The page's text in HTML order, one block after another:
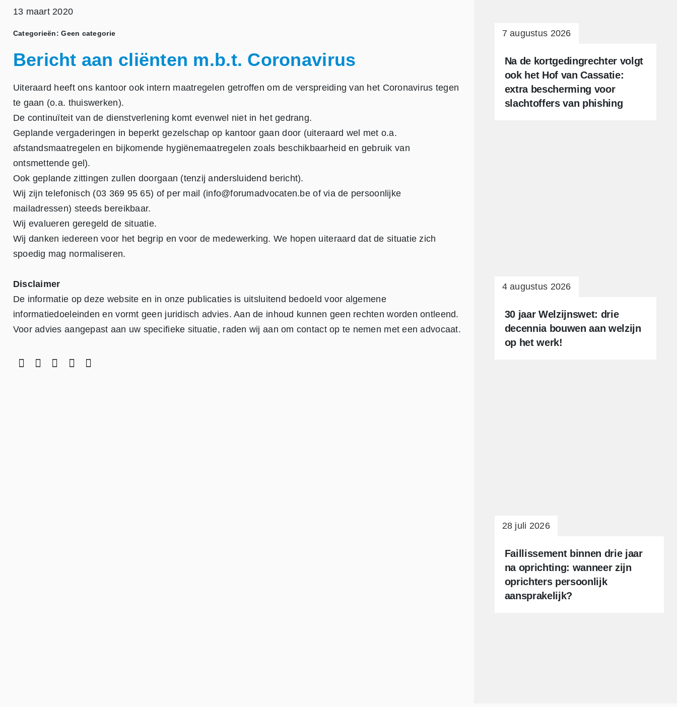
PUBLICATIES
OPLEIDINGEN
13 maart 2020
Categorieën: Geen categorie
Bericht aan cliënten m.b.t. Coronavirus
Uiteraard heeft ons kantoor ook intern maatregelen getroffen om de verspreiding van het Coronavirus tegen
te gaan (o.a. thuiswerken).
De continuïteit van de dienstverlening komt evenwel niet in het gedrang.
Geplande vergaderingen in beperkt gezelschap op kantoor gaan door (uiteraard wel met o.a.
afstandsmaatregelen en bijkomende hygiënemaatregelen zoals beschikbaarheid en gebruik van
ontsmettende gel).
Ook geplande zittingen zullen doorgaan (tenzij andersluidend bericht).
Wij zijn telefonisch (03 369 95 65) of per mail (info@forumadvocaten.be of via de persoonlijke
mailadressen) steeds bereikbaar.
Wij evalueren geregeld de situatie.
Wij danken iedereen voor het begrip en voor de medewerking. We hopen uiteraard dat de situatie zich
spoedig mag normaliseren.
Disclaimer
De informatie op deze website en in onze publicaties is uitsluitend bedoeld voor algemene
informatiedoeleinden en vormt geen juridisch advies. Aan de inhoud kunnen geen rechten worden ontleend.
Voor advies aangepast aan uw specifieke situatie, raden wij aan om contact op te nemen met een advocaat.
Na de kortgedingrechter volgt
ook het Hof van Cassatie:
extra bescherming voor
slachtoffers van phishing
7 augustus 2026
30 jaar Welzijnswet: drie
decennia bouwen aan welzijn
op het werk!
4 augustus 2026
Faillissement binnen drie jaar
na oprichting: wanneer zijn
oprichters persoonlijk
aansprakelijk?
28 juli 2026